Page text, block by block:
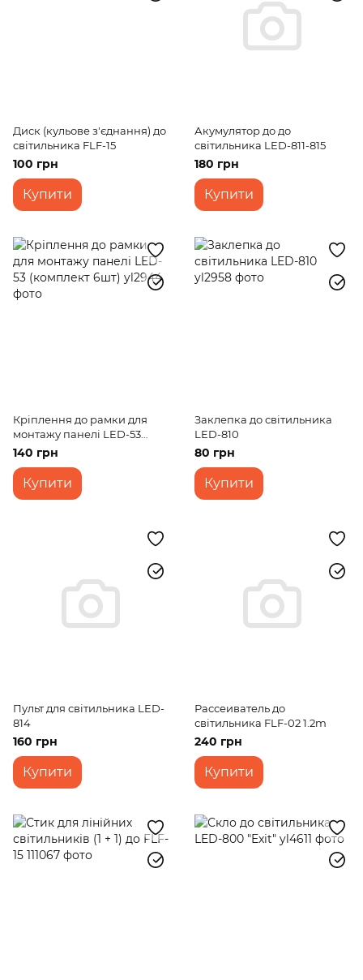
Диск (кульове з'єднання) до
світильника FLF-15
100 грн
Купити
Акумулятор до до
світильника LED-811-815
180 грн
Купити
Кріплення до рамки для
монтажу панелі LED-53
(комплект 6шт)
140 грн
Купити
Заклепка до світильника
LED-810
80 грн
Купити
Пульт для світильника LED-
814
160 грн
Купити
Рассеиватель до
світильника FLF-02 1.2m
240 грн
Купити